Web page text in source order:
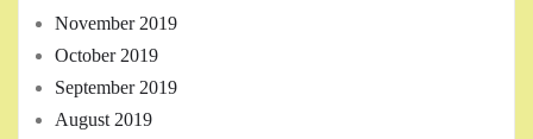
November 2019
October 2019
September 2019
August 2019